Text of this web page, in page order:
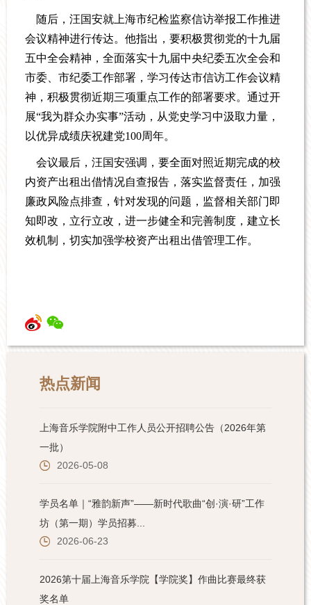
随后，汪国安就上海市纪检监察信访举报工作推进
会议精神进行传达。他指出，要积极贯彻党的十九届
五中全会精神，全面落实十九届中央纪委五次全会和
市委、市纪委工作部署，学习传达市信访工作会议精
神，积极贯彻近期三项重点工作的部署要求。通过开
展“我为群众办实事”活动，从党史学习中汲取力量，
以优异成绩庆祝建党100周年。
会议最后，汪国安强调，要全面对照近期完成的校
内资产出租出借情况自查报告，落实监督责任，加强
廉政风险点排查，针对发现的问题，监督相关部门即
知即改，立行立改，进一步健全和完善制度，建立长
效机制，切实加强学校资产出租出借管理工作。
热点新闻